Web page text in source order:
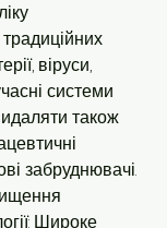
віруси,
системи
також
забруднювачі.